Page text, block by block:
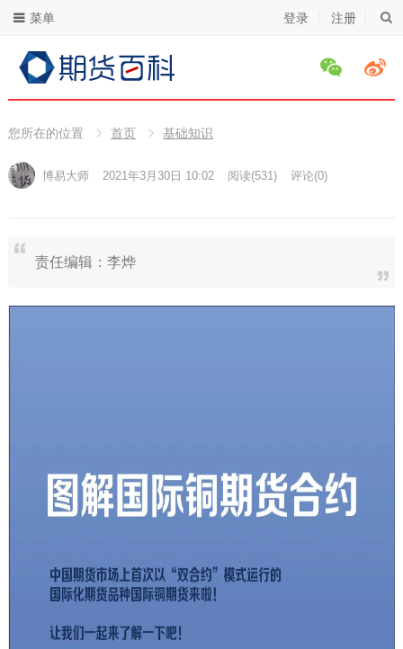
登录 注册
菜单
您所在的位置 首页 基础知识
博易大师 2021年3月30日 10:02 阅读(531) 评论(0)
责任编辑：李烨